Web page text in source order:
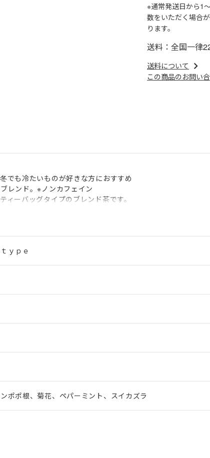
※通常発送日から1
数をいただく場合
ります。
送料：全国一律
送料について
この商品のお問い
でも冷たいものが好きな方におすすめ
レンド。※ノンカフェイン
ィーバッグタイプのブレンド茶です。
ｙｐｅ
ポポ根、菊花、ペパーミント、スイカズラ